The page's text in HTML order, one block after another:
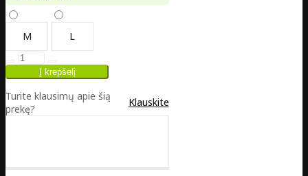
M L
Turite klausimų apie šią
prekę?
Klauskite